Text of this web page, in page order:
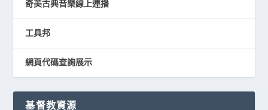
奇美古典音樂線上連播
工具邦
網頁代碼查詢展示
基督教資源